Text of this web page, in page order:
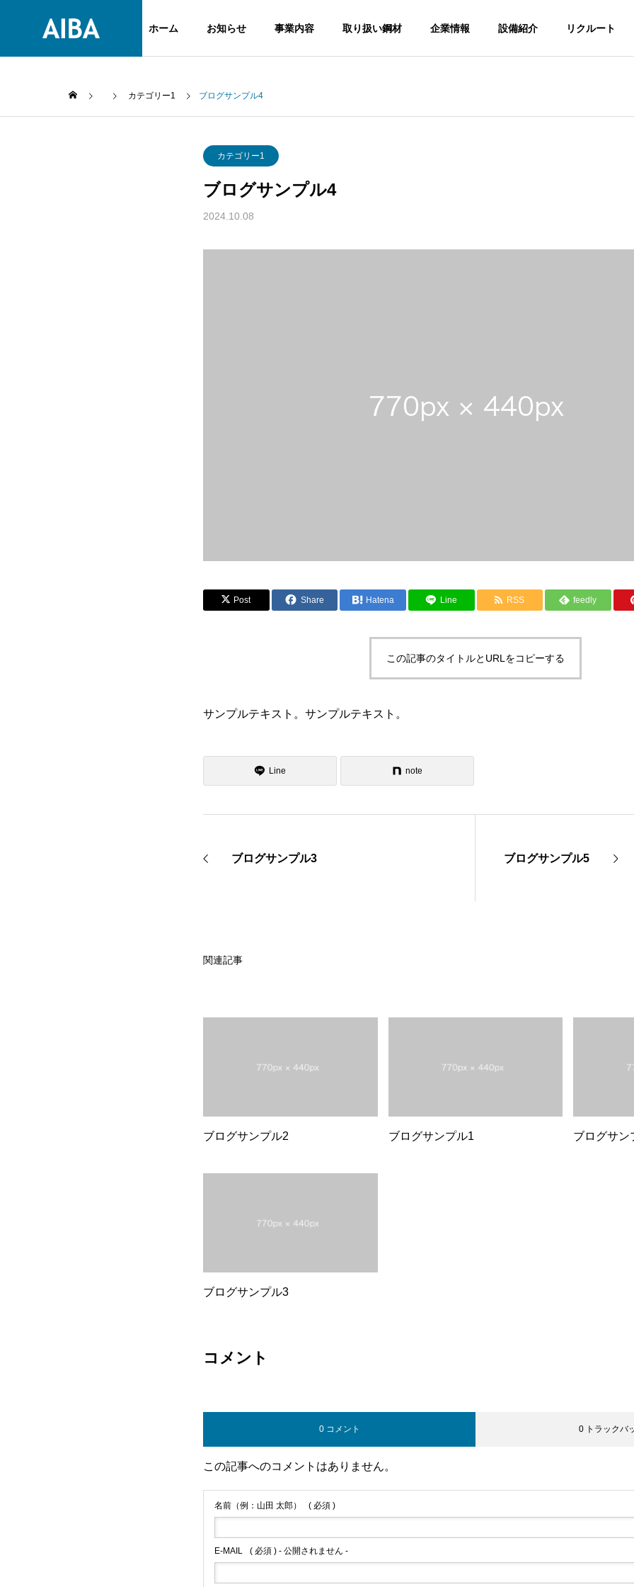
ホーム お知らせ 事業内容 取り扱い鋼材 企業情報 設備紹介 リクルート
ごあいさつ
カテゴリー1 ブログサンプル4
カテゴリー1
ブログサンプル4
2024.10.08
Post Share Hatena Line RSS feedly
この記事のタイトルとURLをコピーする
サンプルテキスト。サンプルテキスト。
Line note
ブログサンプル3 ブログサンプル5
関連記事
ブログサンプル2 ブログサンプル1 ブログサン
ブログサンプル3
コメント
0 コメント 0 トラックバ
この記事へのコメントはありません。
名前（例：山田 太郎） ( 必須 )
E-MAIL ( 必須 ) - 公開されません -